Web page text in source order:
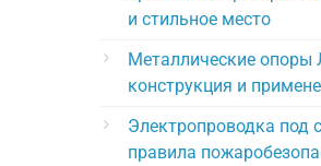
и стильное место
Металлические
конструкция и
Электропроводка под
правила